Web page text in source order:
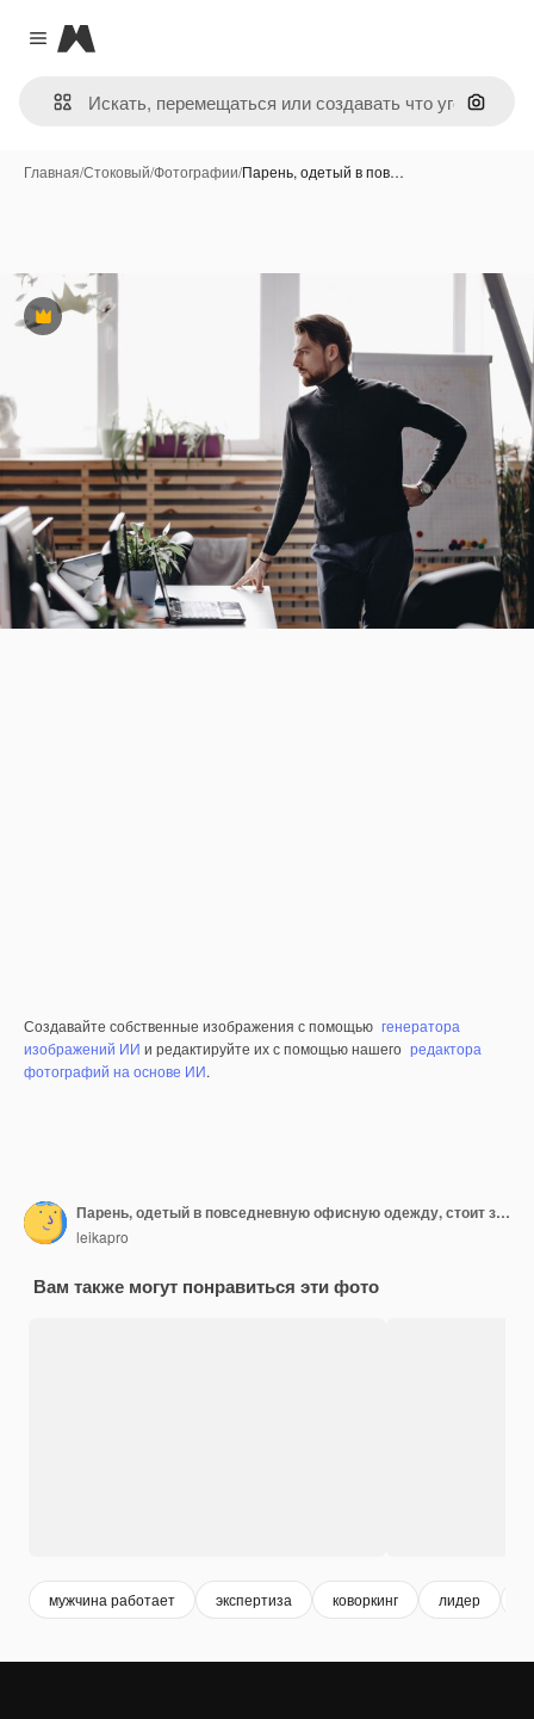
Close menu
Magnific
Поиск
Главная/Стоковый/Фотографии/Парень, одетый в пов…
Премиум
Создавайте собственные изображения с помощью генератора
изображений ИИ и редактируйте их с помощью нашего редактора
фотографий на основе ИИ.
Парень, одетый в повседневную офисную одежду, стоит за столом в современном офисе, оборудованном современной оргтехникой
leikapro
Вам также могут понравиться эти фото
мужчина работает экспертиза коворкинг лидер